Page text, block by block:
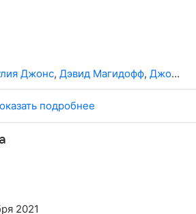
загадочных похищений и
события заставляют Декстера
невеселому ремеслу.
покажет подросшего сына
в сериал вернется его сестра в
Карпентер.
Джонс, Дэвид Магидофф, Джонни Секвойя
подробнее
2021